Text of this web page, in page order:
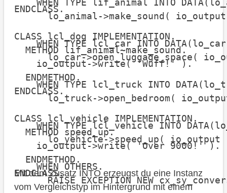
ENDCLASS.
CLASS lcl_dog IMPLEMENTATION.
METHOD lif_animal~make_sound.
io_output->write( 'Wuff!' ).
ENDMETHOD.
ENDCLASS.
CLASS lcl_vehicle IMPLEMENTATION.
METHOD speed_up.
io_output->write( 'Over 9000!' ).
ENDMETHOD.
ENDCLASS.
WHEN TYPE lif_animal INTO
lo_animal->make_sound(
WHEN TYPE lcl_car INTO
lo_car->open_luggage_space(
WHEN TYPE lcl_truck INTO
lo_truck->open_bedroom(
WHEN TYPE lcl_vehicle INTO
lo_vehicle->speed_up( io_output
WHEN OTHERS.
RAISE EXCEPTION NEW
Mit dem Zusatz INTO erzeugst du eine Instanz
vom Vergleichstyp im Hintergrund mit einem